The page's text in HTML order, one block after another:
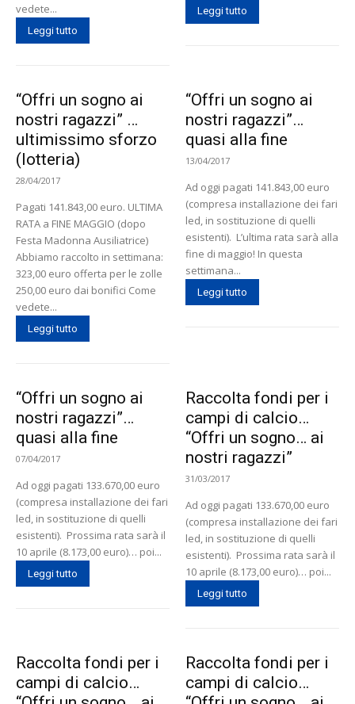
vedete...
Leggi tutto
Leggi tutto
“Offri un sogno ai
nostri ragazzi” …
ultimissimo sforzo
(lotteria)
28/04/2017
Pagati 141.843,00 euro. ULTIMA
RATA a FINE MAGGIO (dopo
Festa Madonna Ausiliatrice)
Abbiamo raccolto in settimana:
323,00 euro offerta per le zolle
250,00 euro dai bonifici Come
vedete...
Leggi tutto
“Offri un sogno ai
nostri ragazzi”…
quasi alla fine
13/04/2017
Ad oggi pagati 141.843,00 euro
(compresa installazione dei fari
led, in sostituzione di quelli
esistenti). L’ultima rata sarà alla
fine di maggio! In questa
settimana...
Leggi tutto
“Offri un sogno ai
nostri ragazzi”…
quasi alla fine
07/04/2017
Ad oggi pagati 133.670,00 euro
(compresa installazione dei fari
led, in sostituzione di quelli
esistenti). Prossima rata sarà il
10 aprile (8.173,00 euro)… poi...
Leggi tutto
Raccolta fondi per i
campi di calcio…
“Offri un sogno… ai
nostri ragazzi”
31/03/2017
Ad oggi pagati 133.670,00 euro
(compresa installazione dei fari
led, in sostituzione di quelli
esistenti). Prossima rata sarà il
10 aprile (8.173,00 euro)… poi...
Leggi tutto
Raccolta fondi per i
campi di calcio…
Raccolta fondi per i
campi di calcio…